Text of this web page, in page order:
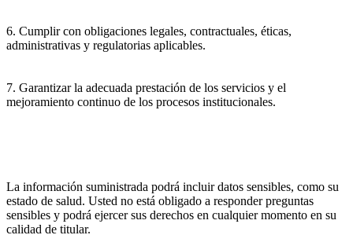
6. Cumplir con obligaciones legales, contractuales, éticas,
administrativas y regulatorias aplicables.
7. Garantizar la adecuada prestación de los servicios y el
mejoramiento continuo de los procesos institucionales.
La información suministrada podrá incluir datos sensibles, como su
estado de salud. Usted no está obligado a responder preguntas
sensibles y podrá ejercer sus derechos en cualquier momento en su
calidad de titular.